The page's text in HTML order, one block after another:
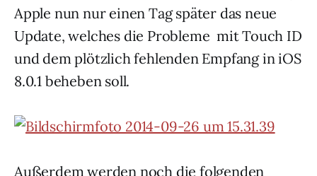
Apple nun nur einen Tag später das neue
Update, welches die Probleme mit Touch ID
und dem plötzlich fehlenden Empfang in iOS
8.0.1 beheben soll.
Außerdem werden noch die folgenden